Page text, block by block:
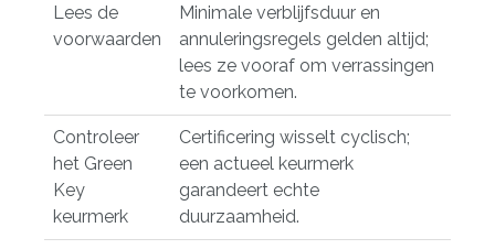
Lees de
voorwaarden
Minimale verblijfsduur en
annuleringsregels gelden altijd;
lees ze vooraf om verrassingen
te voorkomen.
Controleer
het Green
Key
keurmerk
Certificering wisselt cyclisch;
een actueel keurmerk
garandeert echte
duurzaamheid.